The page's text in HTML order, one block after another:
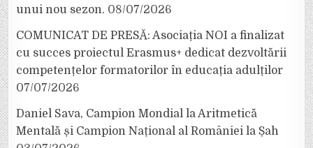
unui nou sezon. 08/07/2026
COMUNICAT DE PRESĂ: Asociația NOI a finalizat
cu succes proiectul Erasmus+ dedicat dezvoltării
competențelor formatorilor în educația adulților
07/07/2026
Daniel Sava, Campion Mondial la Aritmetică
Mentală și Campion Național al României la Șah